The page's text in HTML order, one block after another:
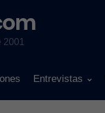
Entrevistas